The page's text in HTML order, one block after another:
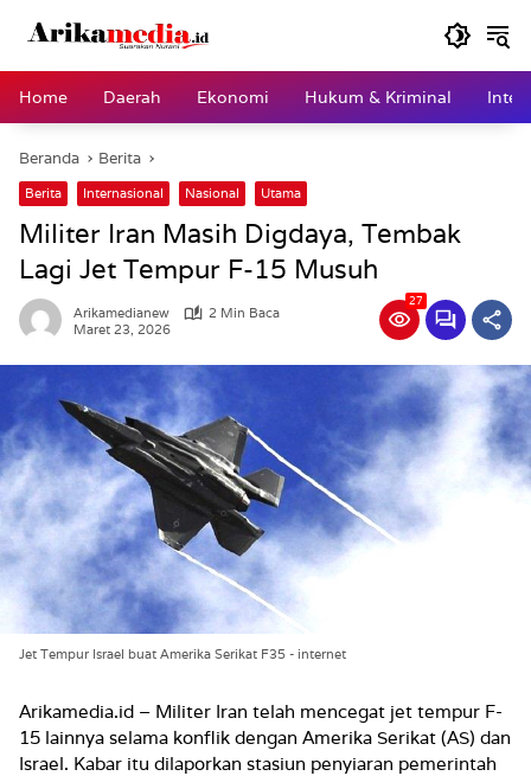
Home
Daerah Ekonomi Hukum & Kriminal
Beranda Berita
Berita Internasional Nasional Utama
Militer Iran Masih Digdaya, Tembak
Lagi Jet Tempur F-15 Musuh
Arikamedianew
2 Min Baca
Maret 23, 2026
27
Jet Tempur Israel buat Amerika Serikat F35 - internet
Arikamedia.id – Militer Iran telah mencegat jet tempur F-
15 lainnya selama konflik dengan Amerika Serikat (AS) dan
Israel. Kabar itu dilaporkan stasiun penyiaran pemerintah